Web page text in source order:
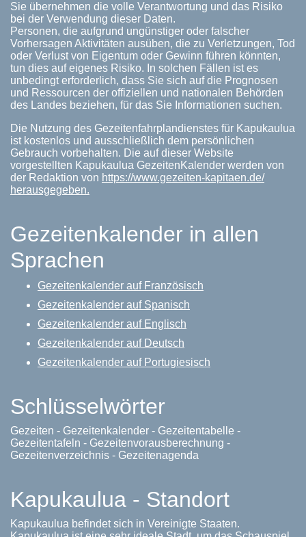
Sie übernehmen die volle Verantwortung und das Risiko
bei der Verwendung dieser Daten.
Personen, die aufgrund ungünstiger oder falscher
Vorhersagen Aktivitäten ausüben, die zu Verletzungen, Tod
oder Verlust von Eigentum oder Gewinn führen könnten,
tun dies auf eigenes Risiko. In solchen Fällen ist es
unbedingt erforderlich, dass Sie sich auf die Prognosen
und Ressourcen der offiziellen und nationalen Behörden
des Landes beziehen, für das Sie Informationen suchen.
Die Nutzung des Gezeitenfahrplandienstes für Kapukaulua
ist kostenlos und ausschließlich dem persönlichen
Gebrauch vorbehalten. Die auf dieser Website
vorgestellten Kapukaulua GezeitenKalender werden von
der Redaktion von https://www.gezeiten-kapitaen.de/
herausgegeben.
Gezeitenkalender in allen
Sprachen
Gezeitenkalender auf Französisch
Gezeitenkalender auf Spanisch
Gezeitenkalender auf Englisch
Gezeitenkalender auf Deutsch
Gezeitenkalender auf Portugiesisch
Schlüsselwörter
Gezeiten - Gezeitenkalender - Gezeitentabelle -
Gezeitentafeln - Gezeitenvorausberechnung -
Gezeitenverzeichnis - Gezeitenagenda
Kapukaulua - Standort
Kapukaulua befindet sich in Vereinigte Staaten.